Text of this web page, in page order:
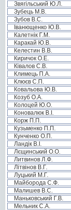
Звягільський Ю.Л.
Зубець М.В.
Зубов В.С.
Іванющенко Ю.В.
Калетнік Г.М.
Каракай Ю.В.
Келестин В.В.
Киричок О.Е.
Ківалов С.В.
Климець П.А.
Клюєв С.П.
Ковальова Ю.В.
Козуб О.А.
Колоцей Ю.О.
Коновалюк В.І.
Корж П.П.
Кузьменко П.П.
Кунченко О.П.
Ландік В.І.
Лєщинський О.О.
Литвинов Л.Ф.
Літвінов В.Г.
Луцький М.Г.
Майборода С.Ф.
Малишев В.С.
Маньковський Г.В.
Мельник С.А.